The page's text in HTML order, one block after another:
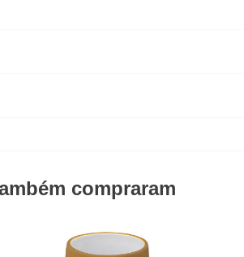
compraram